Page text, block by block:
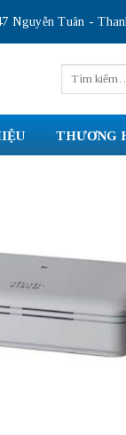
Nguyễn Tuân -
kiếm:
THƯƠNG